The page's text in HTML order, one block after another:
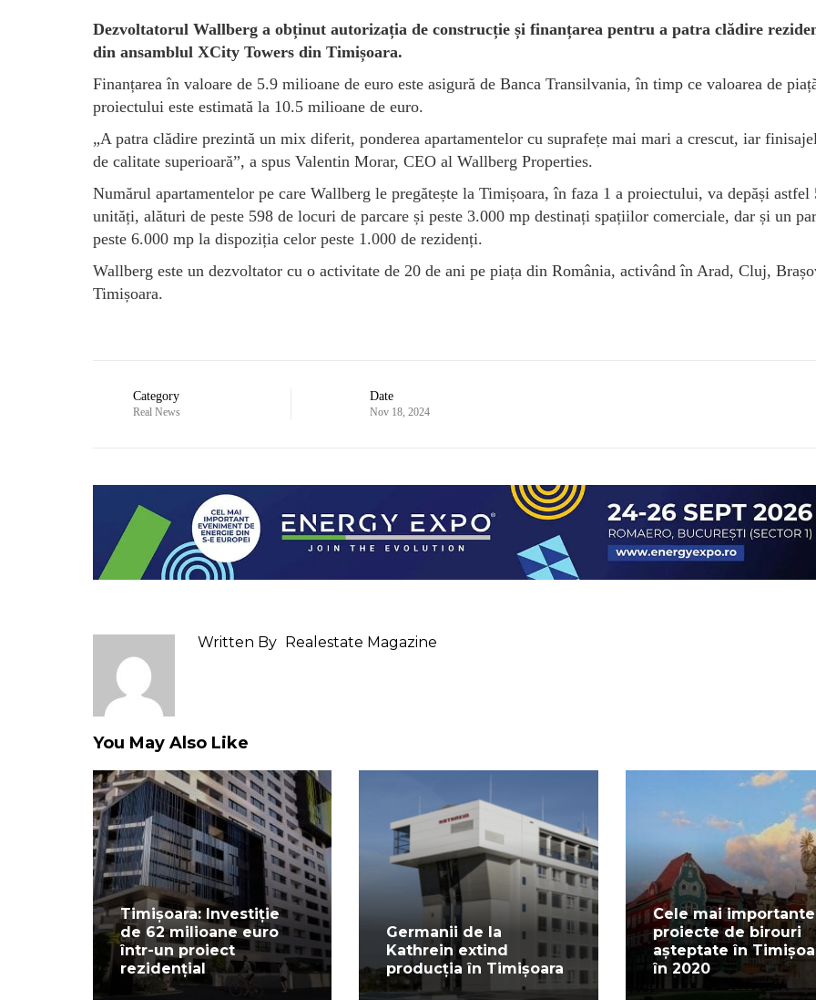
Dezvoltatorul Wallberg a obținut autorizația de construcție și finanțarea pentru a patra clădire
din ansamblul XCity Towers din Timișoara.
Finanțarea în valoare de 5.9 milioane de euro este asigură de Banca Transilvania, în timp ce valoarea de
proiectului este estimată la 10.5 milioane de euro.
„A patra clădire prezintă un mix diferit, ponderea apartamentelor cu suprafețe mai mari a crescut, iar
de calitate superioară”, a spus Valentin Morar, CEO al Wallberg Properties.
Numărul apartamentelor pe care Wallberg le pregătește la Timișoara, în faza 1 a proiectului, va depăși astfel
unități, alături de peste 598 de locuri de parcare și peste 3.000 mp destinați spațiilor comerciale, dar și un
peste 6.000 mp la dispoziția celor peste 1.000 de rezidenți.
Wallberg este un dezvoltator cu o activitate de 20 de ani pe piața din România, activând în Arad, Cluj,
Timișoara.
Category
Real News
Date
Nov 18, 2024
Written By Realestate Magazine
You May Also Like
Timișoara: Investiție
de 62 milioane euro
într-un proiect
rezidențial
Germanii de la
Kathrein extind
producția în Timișoara
Cele mai importante
proiecte de birouri
așteptate în
în 2020